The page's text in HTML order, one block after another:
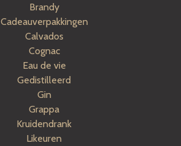
Brandy
Cadeauverpakkingen
Calvados
Cognac
Eau de vie
Gedistilleerd
Gin
Grappa
Kruidendrank
Likeuren